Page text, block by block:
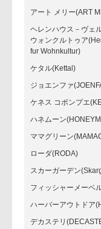
アート メリー(ART
ヘレンハウス－ヴェ
ウォンクルトゥア
fur Wohnkultur)
ケタル(Kettal)
ジョエンファ
ケネス コボンプエ
ハネムーン
ママグリーン
ローダ(RODA)
スカーガーデン
フィッシャーメーベ
ハーバーアウトドア
デカステリ